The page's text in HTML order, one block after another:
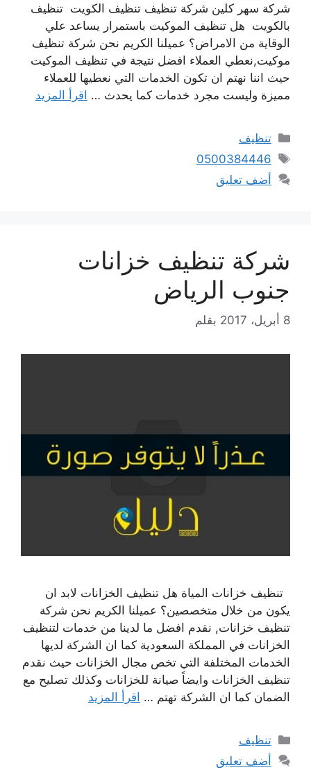
شركة سهر كلين شركة تنظيف تنظيف الكويت تنظيف
بالكويت هل تنظيف الموكيت باستمرار يساعد علي
الوقاية من الامراض؟ عميلنا الكريم نحن شركة تنظيف
موكيت,نعطي العملاء افضل نتيجة في تنظيف الموكيت
حيث اننا نهتم ان تكون الخدمات التي نعطيها للعملاء
مميزة وليست مجرد خدمات كما يحدث … اقرأ المزيد
التصنيفات
تنظيف
الوسوم
0500384446
أضف تعليق
شركة تنظيف خزانات
جنوب الرياض
8 أبريل، 2017 بقلم
تنظيف خزانات المياة هل تنظيف الخزانات لابد ان
يكون من خلال متخصصين؟ عميلنا الكريم نحن شركة
تنظيف خزانات, نقدم افضل ما لدينا من خدمات لتنظيف
الخزانات في المملكة السعودية كما ان الشركة لديها
الخدمات المختلفة التي تخص مجال الخزانات حيث نقدم
تنظيف الخزانات وايضاً صيانة للخزانات وكذلك تصليح مع
الضمان كما ان الشركة تهتم … اقرأ المزيد
التصنيفات
تنظيف
أضف تعليق